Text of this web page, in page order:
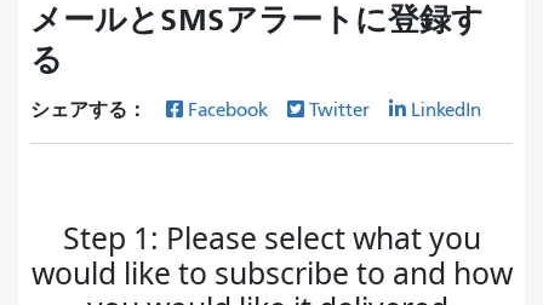
メールとSMSアラートに登録す
る
シェアする： Facebook Twitter LinkedIn